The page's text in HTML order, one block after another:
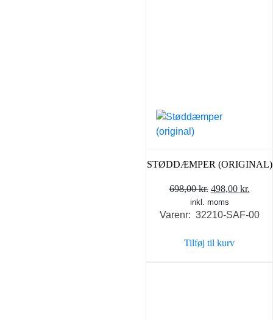
STØDDÆMPER (ORIGINAL)
698,00kr. Den
oprindelige
pris
698,00 kr..
498,00 kr.
pris
inkl. moms
Varenr: 32210-SAF-00
Tilføj til kurv